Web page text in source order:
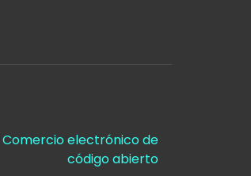
Comercio electrónico de
código abierto